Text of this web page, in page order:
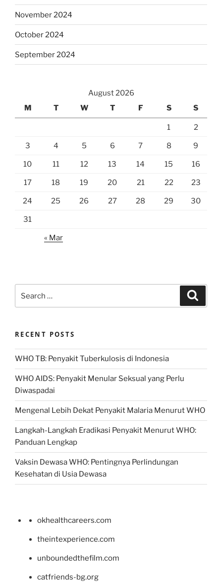
November 2024
October 2024
September 2024
August 2026
M
T W T F S S
1 2
3 4 5 6 7 8 9
10 11 12 13 14 15 16
17 18 19 20 21 22 23
24 25 26 27 28 29 30
31
« Mar
for:
RECENT POSTS
WHO TB: Penyakit Tuberkulosis di Indonesia
WHO AIDS: Penyakit Menular Seksual yang Perlu
Diwaspadai
Mengenal Lebih Dekat Penyakit Malaria Menurut WHO
Langkah-Langkah Eradikasi Penyakit Menurut WHO:
Panduan Lengkap
Vaksin Dewasa WHO: Pentingnya Perlindungan
Kesehatan di Usia Dewasa
okhealthcareers.com
theintexperience.com
unboundedthefilm.com
catfriends-bg.org